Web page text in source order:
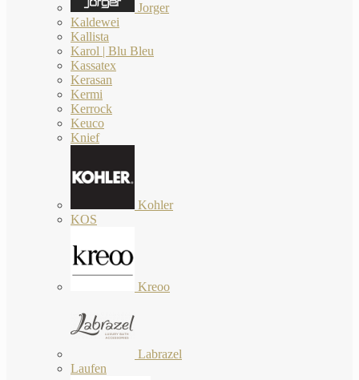
Jorger
Kaldewei
Kallista
Karol | Blu Bleu
Kassatex
Kerasan
Kermi
Kerrock
Keuco
Knief
Kohler
KOS
Kreoo
Labrazel
Laufen